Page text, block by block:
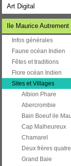
Art Digital
Ile Maurice Autrement
Infos générales
Faune océan Indien
Fêtes et traditions
Flore océan Indien
Sites et Villages
Albion Phare
Abercrombie
Bain Boeuf ile
Cap Malheureux
Chamarel
Deux frères
Grand Baie